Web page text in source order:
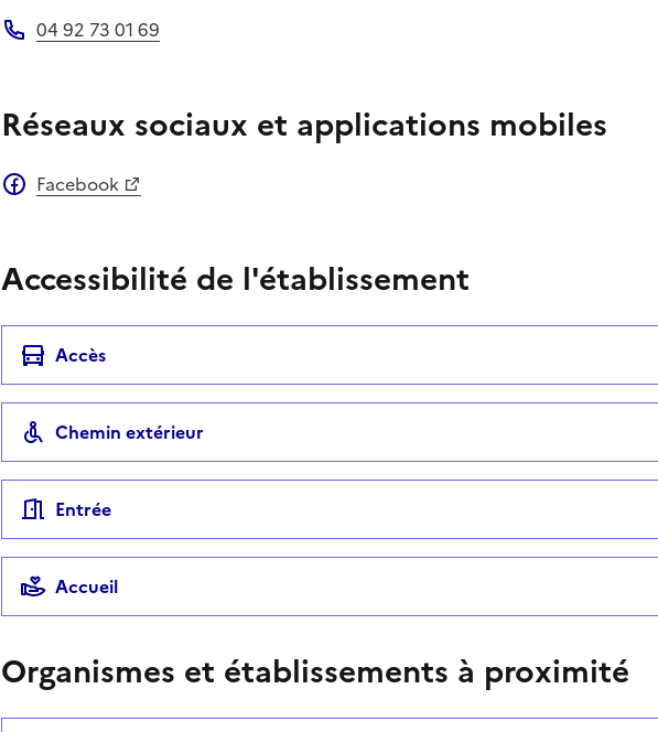
04 92 73 01 69
Réseaux sociaux et applications mobiles
Facebook
Accessibilité de l'établissement
Accès
Chemin extérieur
Entrée
Accueil
Organismes et établissements à proximité